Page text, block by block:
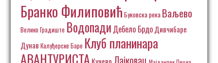
Бранко Филиповић Буковска река Ваљево
Велико Градиште Водопади Дебело БрдоДивчибаре
Дунав Калуђерске Баре Клуб планинара
АВАНТУРИСТА Кучево Лајковац